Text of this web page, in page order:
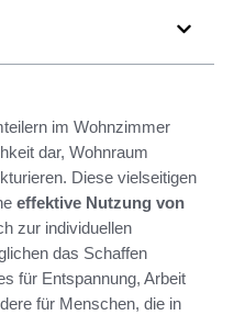
im Wohnzimmer
dar, Wohnraum
Diese vielseitigen
effektive Nutzung von
zur individuellen
das Schaffen
für Entspannung, Arbeit
für Menschen, die in